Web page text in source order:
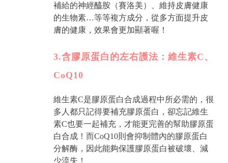
補給的神經醯胺（賽洛美）、維持皮膚健康
的生物素…等等複方成分，從多方面提升皮
膚的健康，效果會更加顯著喔！
3.含膠原蛋白的左右護法：維生素C、
CoQ10
維生素C是膠原蛋白合成過程中所必需的，很
多人都只記得要補充膠原蛋白，卻忘記維生
素C也要一起補充，才能更完善的幫助膠原蛋
白合成！而CoQ10則會抑制體內的膠原蛋白
分解酶，因此能夠保護膠原蛋白被破壞、減
少流失！